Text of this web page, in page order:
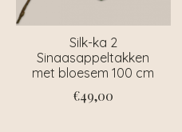
Silk-ka 2
Sinaasappeltakken
met bloesem 100 cm
€49,00